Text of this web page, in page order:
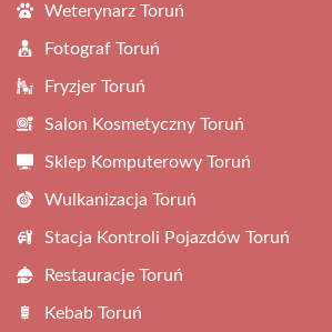
Weterynarz Toruń
Fotograf Toruń
Fryzjer Toruń
Salon Kosmetyczny Toruń
Sklep Komputerowy Toruń
Wulkanizacja Toruń
Stacja Kontroli Pojazdów Toruń
Restauracje Toruń
Kebab Toruń